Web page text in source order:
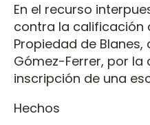
En el recurso
contra la calificación
Propiedad de Blanes,
Gómez-Ferrer, por la
inscripción de una
Hechos